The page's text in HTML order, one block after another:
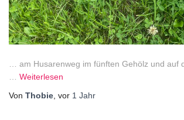
… am Husarenweg im fünften Gehölz und auf
Weiterlesen
Von Thobie , vor 1 Jahr